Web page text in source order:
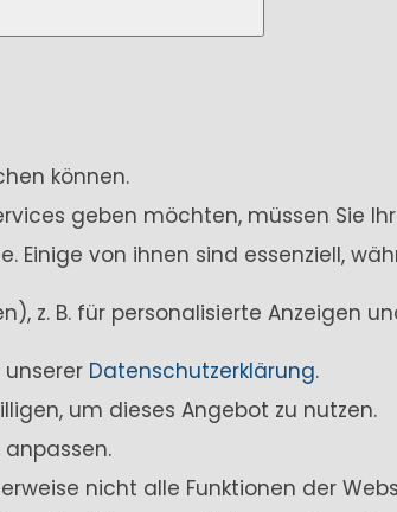
können.
geben möchten, müssen Sie
von ihnen sind essenziell,
z. B. für personalisierte Anzeigen
Datenschutzerklärung.
um dieses Angebot zu nutzen.
nicht alle Funktionen der